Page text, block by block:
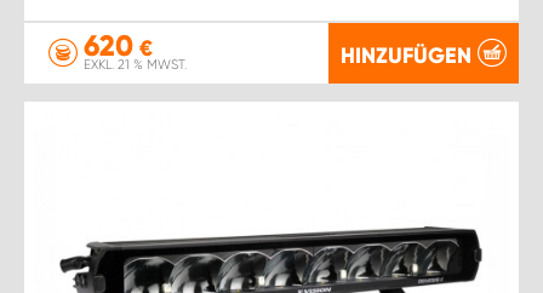
620 €
EXKL. 21 % MWST. HINZUFÜGEN